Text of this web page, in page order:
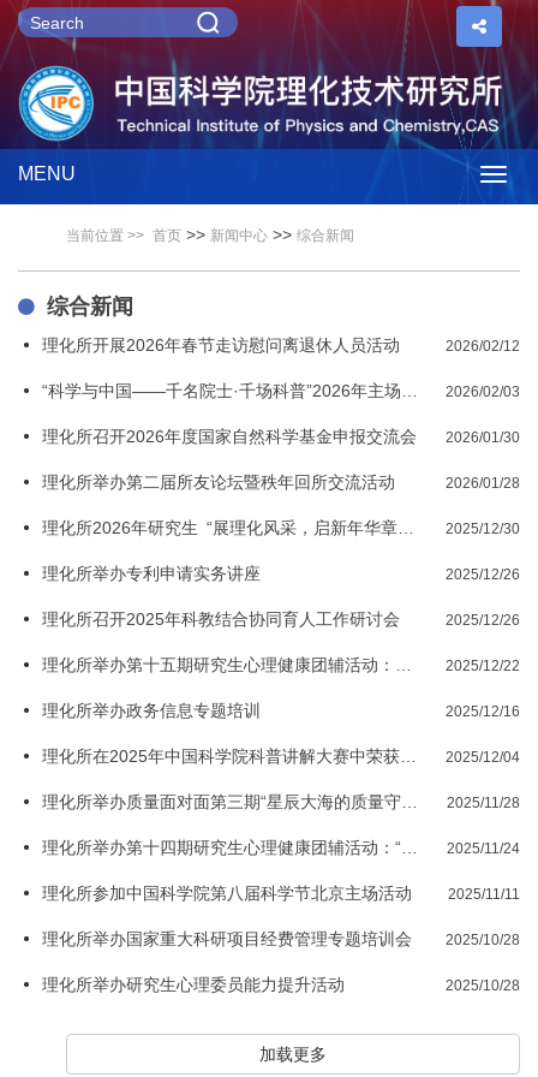
MENU
当前位置 >> 首页 >> 新闻中心 >> 综合新闻
综合新闻
理化所开展2026年春节走访慰问离退休人员活动 2026/02/12
2026/02/03
理化所召开2026年度国家自然科学基金申报交流会 2026/01/30
理化所举办第二届所友论坛暨秩年回所交流活动 2026/01/28
2025/12/30
理化所举办专利申请实务讲座 2025/12/26
理化所召开2025年科教结合协同育人工作研讨会 2025/12/26
2025/12/22
理化所举办政务信息专题培训 2025/12/16
2025/12/04
2025/11/28
2025/11/24
理化所参加中国科学院第八届科学节北京主场活动 2025/11/11
理化所举办国家重大科研项目经费管理专题培训会 2025/10/28
理化所举办研究生心理委员能力提升活动 2025/10/28
加载更多